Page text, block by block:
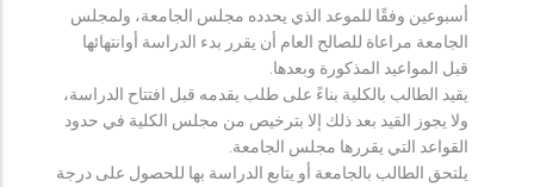
أسبوعين وفقًا للموعد الذي يحدده مجلس الجامعة، ولمجلس
الجامعة مراعاة للصالح العام أن يقرر بدء الدراسة أوانتهائها
قبل المواعيد المذكورة وبعدها.
يقيد الطالب بالكلية بناءً على طلب يقدمه قبل افتتاح الدراسة،
ولا يجوز القيد بعد ذلك إلا بترخيص من مجلس الكلية في حدود
القواعد التي يقررها مجلس الجامعة.
يلتحق الطالب بالجامعة أو يتابع الدراسة بها للحصول على درجة